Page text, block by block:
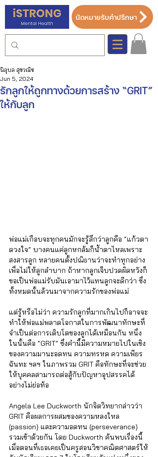
นัดหมายรับคำปรึกษา
รักลูกให้ถูกทางด้วยการสร้าง “GRIT”
ให้กับลูก
นิลุบล สุขวณิช
Jun 5, 2024
พ่อแม่เกือบจะทุกคนมักจะรู้สึกว่าลูกคือ “แก้วตา
ดวงใจ” บางคนแค่ลูกหกล้มก็น้ำตาไหลเพราะ
สงสารลูก หลายคนตั้งปณิธานว่าจะทำทุกอย่าง
เพื่อไม่ให้ลูกลำบาก ถ้าหากลูกเจ็บปวดผิดหวังก็
ขอเป็นพ่อแม่รับมันเอามาไว้แทนลูกจะดีกว่า ซึ่ง
ทั้งหมดนั้นล้วนมาจากความรักของพ่อแม่
แต่รู้หรือไม่ว่า ความรักลูกที่มากเกินไปก็อาจจะ
ทำให้พ่อแม่พลาดโอกาสในการพัฒนาทักษะที่
จำเป็นต่อการเติบโตของลูกได้เหมือนกัน หนึ่ง
ในนั้นคือ “GRIT” ซึ่งคำนี้มีความหมายไปในเชิง
ของความมานะอดทน ความทรหด ความเพียร
ฉันทะ ฯลฯ ในภาพรวม GRIT คือทักษะที่จะช่วย
ให้บุคคลสามารถต่อสู้กับปัญหาอุปสรรคได้
อย่างไม่ย่อท้อ
Angela Lee Duckworth นักจิตวิทยากล่าวว่า
GRIT คือผลการผสมของความหลงใหล
(passion) และความอดทน (perseverance)
รวมเข้าด้วยกัน โดย Duckworth ค้นพบเรื่องนี้
เมื่อตอนที่เธอเคยเป็นครูสอนวิชาคณิตศาสตร์ให้